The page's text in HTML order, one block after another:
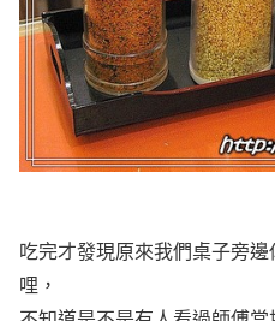
吃完才發現原來我們桌子旁
哩，